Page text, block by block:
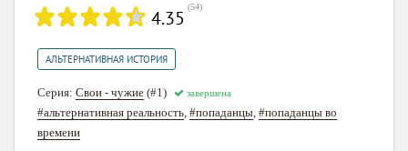
4.35 (54)
АЛЬТЕРНАТИВНАЯ ИСТОРИЯ
Серия: Свои - чужие (#1) завершена
#альтернативная реальность #попаданцы #попаданцы во
времени